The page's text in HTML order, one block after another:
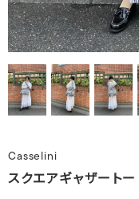
Casselini
スクエアギャザートー